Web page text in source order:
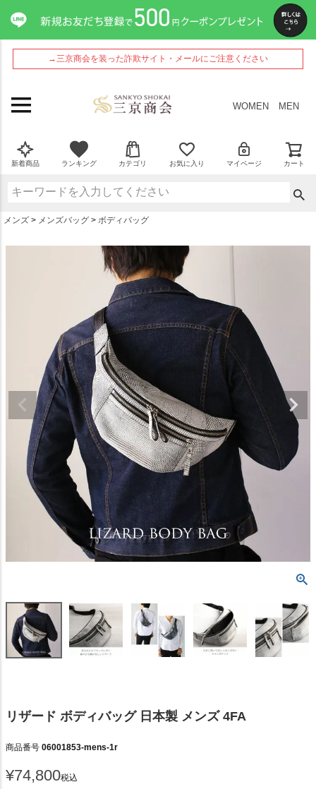
→三京商会を装った詐欺サイト・メールにご注意ください
WOMEN MEN
新着商品 ランキング カテゴリ お気に入り マイページ カート
メンズ メンズバッグ ボディバッグ
リザード ボディバッグ 日本製 メンズ 4FA
商品番号 06001853-mens-1r
¥74,800税込
ペー
ジト
ップ
へ